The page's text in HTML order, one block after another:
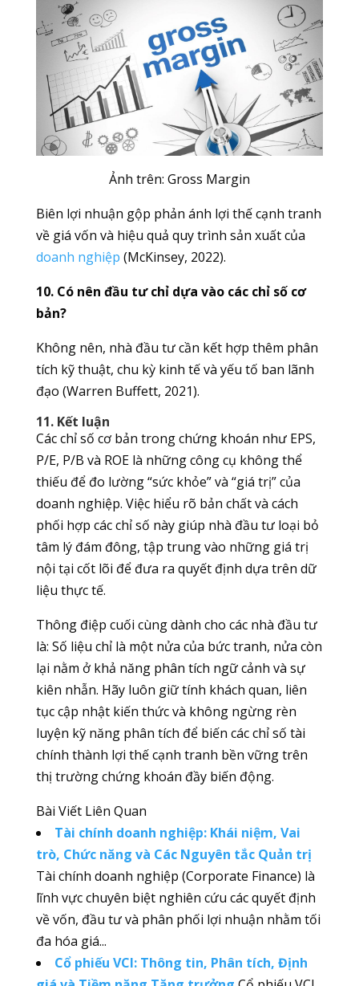
Ảnh trên: Gross Margin
Biên lợi nhuận gộp phản ánh lợi thế cạnh tranh
về giá vốn và hiệu quả quy trình sản xuất của
doanh nghiệp (McKinsey, 2022).
10. Có nên đầu tư chỉ dựa vào các chỉ số cơ
bản?
Không nên, nhà đầu tư cần kết hợp thêm phân
tích kỹ thuật, chu kỳ kinh tế và yếu tố ban lãnh
đạo (Warren Buffett, 2021).
11. Kết luận
Các chỉ số cơ bản trong chứng khoán như EPS,
P/E, P/B và ROE là những công cụ không thể
thiếu để đo lường “sức khỏe” và “giá trị” của
doanh nghiệp. Việc hiểu rõ bản chất và cách
phối hợp các chỉ số này giúp nhà đầu tư loại bỏ
tâm lý đám đông, tập trung vào những giá trị
nội tại cốt lõi để đưa ra quyết định dựa trên dữ
liệu thực tế.
Thông điệp cuối cùng dành cho các nhà đầu tư
là: Số liệu chỉ là một nửa của bức tranh, nửa còn
lại nằm ở khả năng phân tích ngữ cảnh và sự
kiên nhẫn. Hãy luôn giữ tính khách quan, liên
tục cập nhật kiến thức và không ngừng rèn
luyện kỹ năng phân tích để biến các chỉ số tài
chính thành lợi thế cạnh tranh bền vững trên
thị trường chứng khoán đầy biến động.
Bài Viết Liên Quan
Tài chính doanh nghiệp: Khái niệm, Vai
trò, Chức năng và Các Nguyên tắc Quản trị
Tài chính doanh nghiệp (Corporate Finance) là
lĩnh vực chuyên biệt nghiên cứu các quyết định
về vốn, đầu tư và phân phối lợi nhuận nhằm tối
đa hóa giá...
Cổ phiếu VCI: Thông tin, Phân tích, Định